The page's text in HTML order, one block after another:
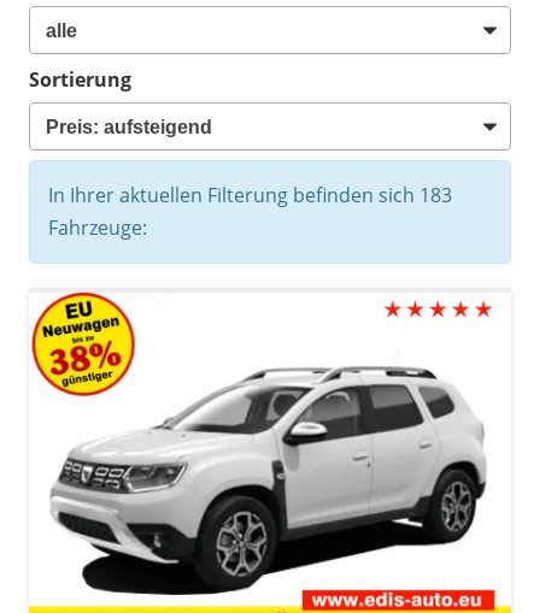
Sortierung
In Ihrer aktuellen Filterung befinden sich 183
Fahrzeuge: